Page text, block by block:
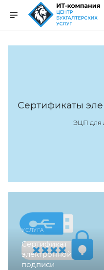
Сертификаты
ЭЦП для
УСЛУГА
Сертификат
электронной
подписи